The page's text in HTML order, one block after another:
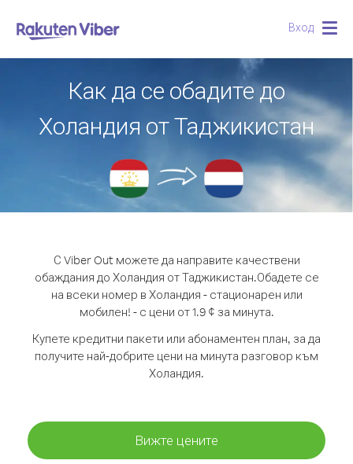
Вход
Как да се обадите до
Холандия от Таджикистан
С Viber Out можете да направите качествени
обаждания до Холандия от Таджикистан.Обадете се
на всеки номер в Холандия - стационарен или
мобилен! - с цени от 1.9 ¢ за минута.
Купете кредитни пакети или абонаментен план, за да
получите най-добрите цени на минута разговор към
Холандия.
Вижте цените